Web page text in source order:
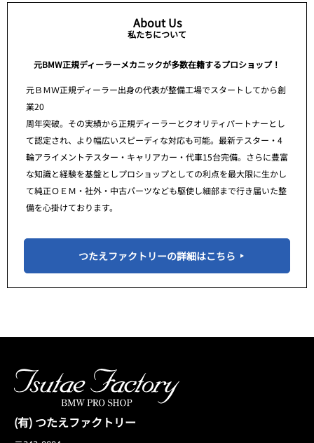
About Us
私たちについて
元BMW正規ディーラーメカニックが多数在籍するプロショップ！
元ＢＭＷ正規ディーラー出身の代表が整備工場でスタートしてから創
業20
周年突破。その実績から正規ディーラーとクオリティパートナーとし
て認定され、より幅広いスピーディな対応も可能。最新テスター・4
輪アライメントテスター・キャリアカー・代車15台完備。さらに豊富
な知識と経験を基盤としプロショップとしての利点を最大限に生かし
て純正ＯＥＭ・社外・中古パーツなども駆使し細部まで行き届いた整
備を心掛けております。
つたえファクトリーの詳細はこちら
(有) つたえファクトリー